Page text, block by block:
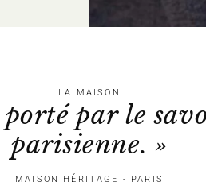
LA MAISON
par le
parisienne. »
MAISON HÉRITAGE - PARIS